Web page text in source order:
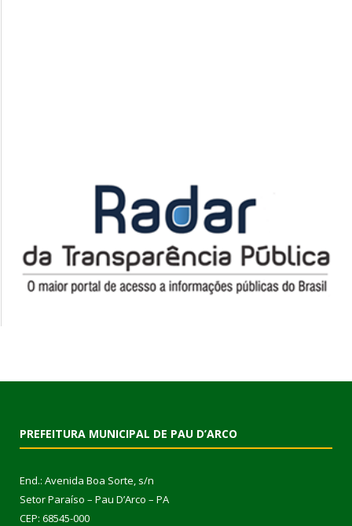
PREFEITURA MUNICIPAL DE PAU D’ARCO
End.: Avenida Boa Sorte, s/n
Setor Paraíso – Pau D’Arco – PA
CEP: 68545-000